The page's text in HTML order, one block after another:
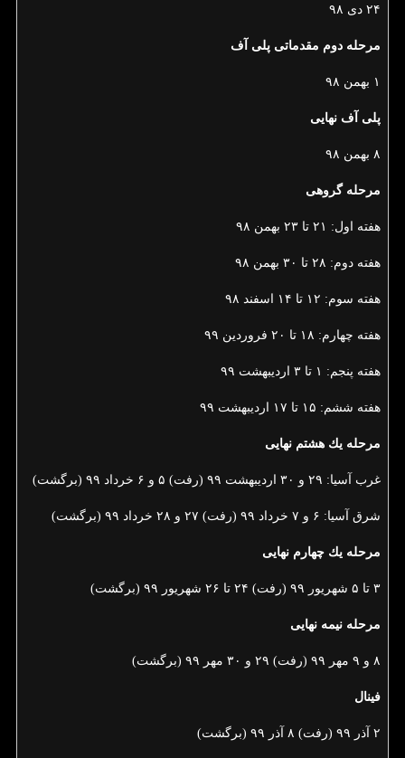
۲۴ دی ۹۸
مرحله دوم مقدماتی پلی آف
۱ بهمن ۹۸
پلی آف نهایی
۸ بهمن ۹۸
مرحله گروهی
هفته اول: ۲۱ تا ۲۳ بهمن ۹۸
هفته دوم: ۲۸ تا ۳۰ بهمن ۹۸
هفته سوم: ۱۲ تا ۱۴ اسفند ۹۸
هفته چهارم: ۱۸ تا ۲۰ فروردین ۹۹
هفته پنجم: ۱ تا ۳ اردیبهشت ۹۹
هفته ششم: ۱۵ تا ۱۷ اردیبهشت ۹۹
مرحله یك هشتم نهایی
غرب آسیا: ۲۹ و ۳۰ اردیبهشت ۹۹ (رفت) ۵ و ۶ خرداد ۹۹ (برگشت)
شرق آسیا: ۶ و ۷ خرداد ۹۹ (رفت) ۲۷ و ۲۸ خرداد ۹۹ (برگشت)
مرحله یك چهارم نهایی
۳ تا ۵ شهریور ۹۹ (رفت) ۲۴ تا ۲۶ شهریور ۹۹ (برگشت)
مرحله نیمه نهایی
۸ و ۹ مهر ۹۹ (رفت) ۲۹ و ۳۰ مهر ۹۹ (برگشت)
فینال
۲ آذر ۹۹ (رفت) ۸ آذر ۹۹ (برگشت)